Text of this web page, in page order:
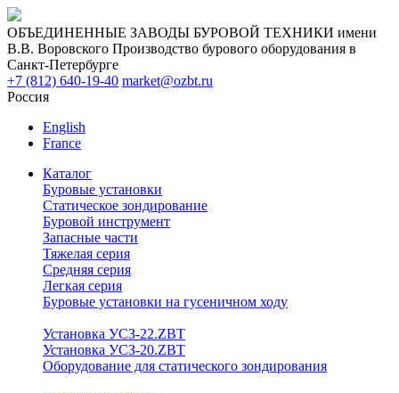
ОБЪЕДИНЕННЫЕ ЗАВОДЫ БУРОВОЙ ТЕХНИКИ имени
В.В. Воровского Производство бурового оборудования в
Санкт-Петербурге
+7 (812) 640-19-40 market@ozbt.ru
Россия
English
France
Каталог
Буровые установки
Статическое зондирование
Буровой инструмент
Запасные части
Тяжелая серия
Средняя серия
Легкая серия
Буровые установки на гусеничном ходу
Установка УСЗ-22.ZBT
Установка УСЗ-20.ZBT
Оборудование для статического зондирования